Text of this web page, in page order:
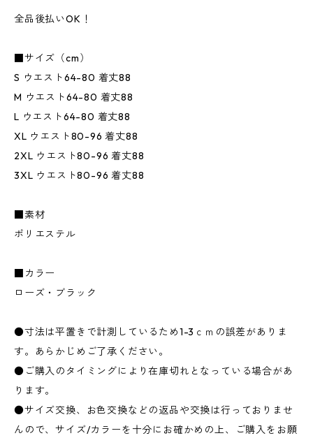
全品後払いOK！
■サイズ（cm）
S ウエスト64-80 着丈88
M ウエスト64-80 着丈88
L ウエスト64-80 着丈88
XL ウエスト80-96 着丈88
2XL ウエスト80-96 着丈88
3XL ウエスト80-96 着丈88
■素材
ポリエステル
■カラー
ローズ・ブラック
●寸法は平置きで計測しているため1-3ｃｍの誤差がありま
す。あらかじめご了承ください。
●ご購入のタイミングにより在庫切れとなっている場合があ
ります。
●サイズ交換、お色交換などの返品や交換は行っておりませ
んので、サイズ/カラーを十分にお確かめの上、ご購入をお願